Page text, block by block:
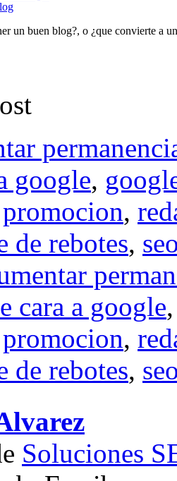
un buen blog?, o ¿que convierte a
google,
promocion,
de rebotes,
cara a google
promocion,
de rebotes,
Soluciones